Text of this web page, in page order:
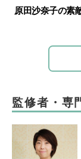
原田沙奈子の素
監修者・専